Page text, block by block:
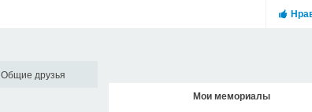
Мои мемориалы
Общие друзья